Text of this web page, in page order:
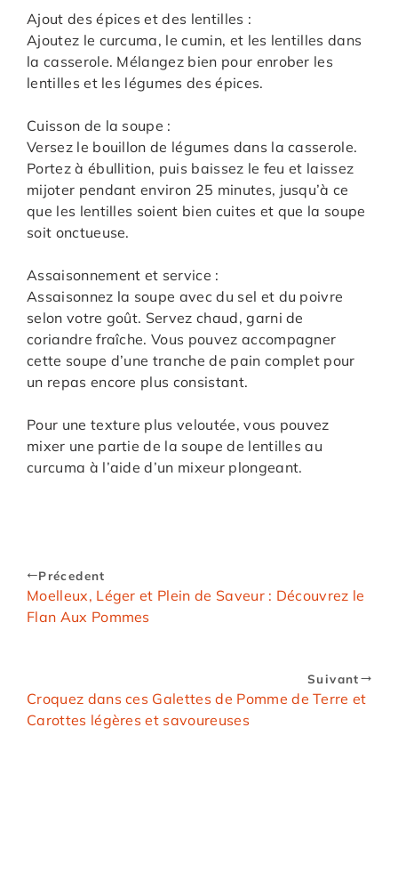
Ajout des épices et des lentilles :
Ajoutez le curcuma, le cumin, et les lentilles dans
la casserole. Mélangez bien pour enrober les
lentilles et les légumes des épices.
Cuisson de la soupe :
Versez le bouillon de légumes dans la casserole.
Portez à ébullition, puis baissez le feu et laissez
mijoter pendant environ 25 minutes, jusqu’à ce
que les lentilles soient bien cuites et que la soupe
soit onctueuse.
Assaisonnement et service :
Assaisonnez la soupe avec du sel et du poivre
selon votre goût. Servez chaud, garni de
coriandre fraîche. Vous pouvez accompagner
cette soupe d’une tranche de pain complet pour
un repas encore plus consistant.
Pour une texture plus veloutée, vous pouvez
mixer une partie de la soupe de lentilles au
curcuma à l’aide d’un mixeur plongeant.
Précedent
Moelleux, Léger et Plein de Saveur : Découvrez le
Flan Aux Pommes
Suivant
Croquez dans ces Galettes de Pomme de Terre et
Carottes légères et savoureuses